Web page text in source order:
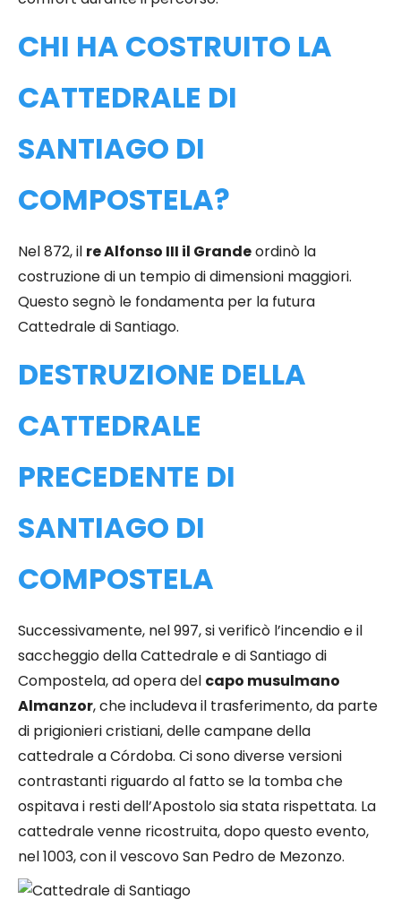
CHI HA COSTRUITO LA
CATTEDRALE DI
SANTIAGO DI
COMPOSTELA?
Nel 872, il re Alfonso III il Grandeordinò la
costruzione di un tempio di dimensioni maggiori.
Questo segnò le fondamenta per la futura
Cattedrale di Santiago.
DESTRUZIONE DELLA
CATTEDRALE
PRECEDENTE DI
SANTIAGO DI
COMPOSTELA
Successivamente, nel 997, si verificò l’incendio e il
saccheggio della Cattedrale e di Santiago di
Compostela, ad opera del capo musulmano
Almanzor, che includeva il trasferimento, da parte
di prigionieri cristiani, delle campane della
cattedrale a Córdoba. Ci sono diverse versioni
contrastanti riguardo al fatto se la tomba che
ospitava i resti dell’Apostolo sia stata rispettata. La
cattedrale venne ricostruita, dopo questo evento,
nel 1003, con il vescovo San Pedro de Mezonzo.